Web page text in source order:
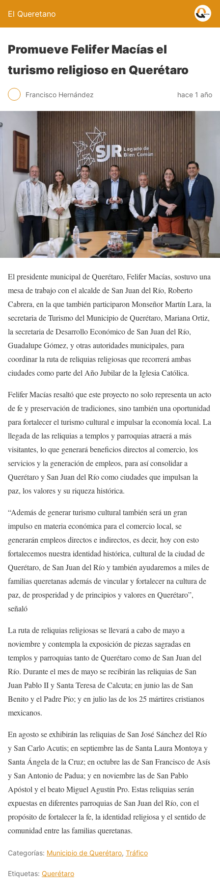
El Queretano
Promueve Felifer Macías el
turismo religioso en Querétaro
Francisco Hernández hace 1 año
El presidente municipal de Querétaro, Felifer Macías, sostuvo una
mesa de trabajo con el alcalde de San Juan del Río, Roberto
Cabrera, en la que también participaron Monseñor Martín Lara, la
secretaria de Turismo del Municipio de Querétaro, Mariana Ortiz,
la secretaria de Desarrollo Económico de San Juan del Río,
Guadalupe Gómez, y otras autoridades municipales, para
coordinar la ruta de reliquias religiosas que recorrerá ambas
ciudades como parte del Año Jubilar de la Iglesia Católica.
Felifer Macías resaltó que este proyecto no solo representa un acto
de fe y preservación de tradiciones, sino también una oportunidad
para fortalecer el turismo cultural e impulsar la economía local. La
llegada de las reliquias a templos y parroquias atraerá a más
visitantes, lo que generará beneficios directos al comercio, los
servicios y la generación de empleos, para así consolidar a
Querétaro y San Juan del Río como ciudades que impulsan la
paz, los valores y su riqueza histórica.
“Además de generar turismo cultural también será un gran
impulso en materia económica para el comercio local, se
generarán empleos directos e indirectos, es decir, hoy con esto
fortalecemos nuestra identidad histórica, cultural de la ciudad de
Querétaro, de San Juan del Río y también ayudaremos a miles de
familias queretanas además de vincular y fortalecer na cultura de
paz, de prosperidad y de principios y valores en Querétaro”,
señaló
La ruta de reliquias religiosas se llevará a cabo de mayo a
noviembre y contempla la exposición de piezas sagradas en
templos y parroquias tanto de Querétaro como de San Juan del
Río. Durante el mes de mayo se recibirán las reliquias de San
Juan Pablo II y Santa Teresa de Calcuta; en junio las de San
Benito y el Padre Pío; y en julio las de los 25 mártires cristianos
mexicanos.
En agosto se exhibirán las reliquias de San José Sánchez del Río
y San Carlo Acutis; en septiembre las de Santa Laura Montoya y
Santa Ángela de la Cruz; en octubre las de San Francisco de Asís
y San Antonio de Padua; y en noviembre las de San Pablo
Apóstol y el beato Miguel Agustín Pro. Estas reliquias serán
expuestas en diferentes parroquias de San Juan del Río, con el
propósito de fortalecer la fe, la identidad religiosa y el sentido de
comunidad entre las familias queretanas.
Categorías: Municipio de Querétaro, Tráfico
Etiquetas: Querétaro